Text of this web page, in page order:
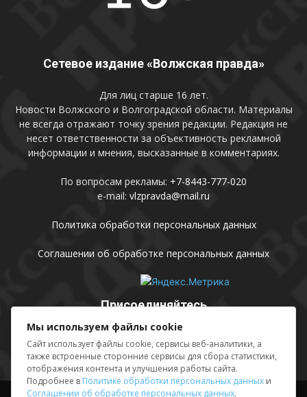
Сетевое издание «Волжская правда»
Для лиц старше 16 лет.
Новости Волжского и Волгоградской области. Материалы
не всегда отражают точку зрения редакции. Редакция не
несет ответственности за объективность рекламной
информации и мнения, высказанные в комментариях.
По вопросам рекламы: +7-8443-777-020
e-mail: vlzpravda@mail.ru
Политика обработки персональных данных
Соглашении об обработке персональных данных
Присоединяйтесь
Мы используем файлы cookie
Сайт использует файлы cookie, сервисы веб-аналитики, а
также встроенные сторонние сервисы для сбора статистики,
отображения контента и улучшения работы сайта.
Подробнее в Политике обработки персональных данных и
Соглашении об обработке персональных данных.